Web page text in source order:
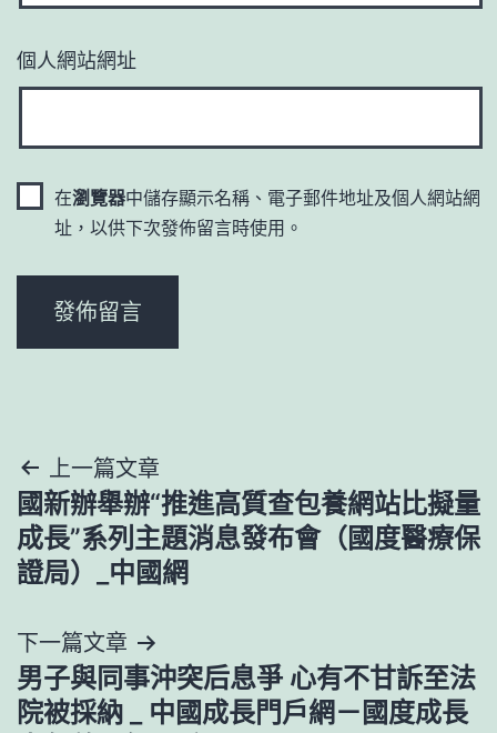
個人網站網址
在瀏覽器中儲存顯示名稱、電子郵件地址及個人網站網
址，以供下次發佈留言時使用。
文
章
導
覽
上一篇文章
國新辦舉辦“推進高質查包養網站比擬量
成長”系列主題消息發布會（國度醫療保
證局）_中國網
下一篇文章
男子與同事沖突后息爭 心有不甘訴至法
院被採納 _ 中國成長門戶網－國度成長